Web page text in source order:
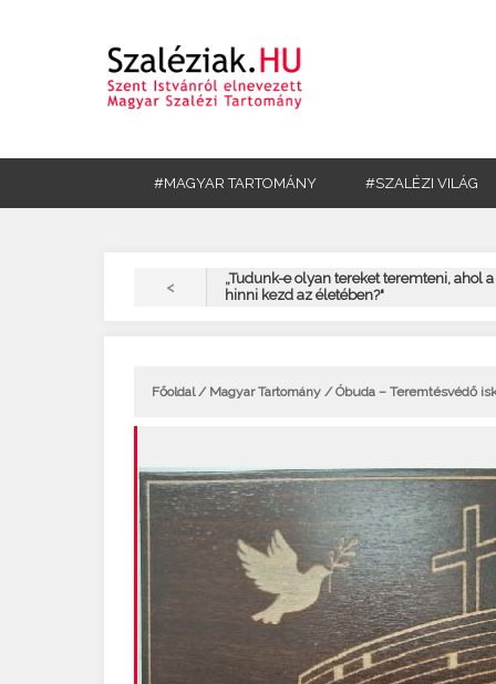
#MAGYAR TARTOMÁNY #SZALÉZI VILÁG
<
„Tudunk-e olyan tereket teremteni, ahol
hinni kezd az életében?"
Főoldal/ Magyar Tartomány / Óbuda – Teremtésvédő